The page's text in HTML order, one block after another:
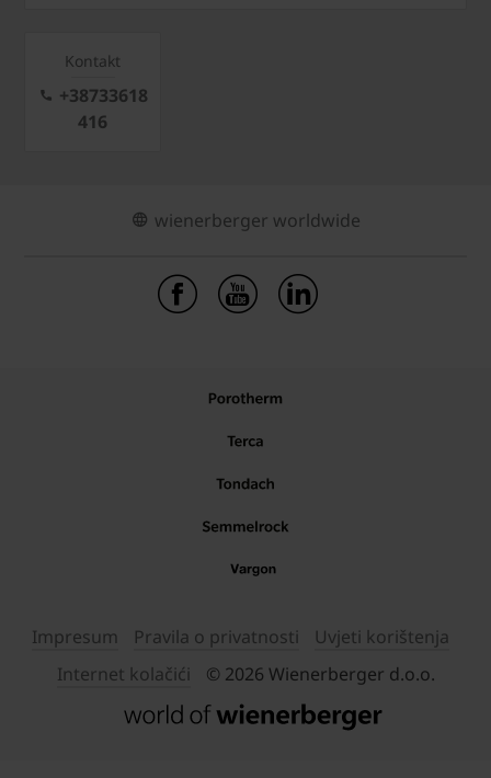
Kontakt
+38733618
416
wienerberger worldwide
Impresum Pravila o privatnosti
Uvjeti korištenja
Internet kolačići
© 2026 Wienerberger d.o.o.